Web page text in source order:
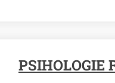
PSIHOLOGIE